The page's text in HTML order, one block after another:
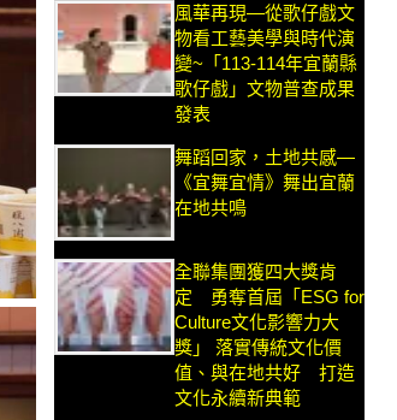
風華再現—從歌仔戲文
物看工藝美學與時代演
變~「113-114年宜蘭縣
歌仔戲」文物普查成果
發表
舞蹈回家，土地共感—
《宜舞宜情》舞出宜蘭
在地共鳴
全聯集團獲四大獎肯
定 勇奪首屆「ESG for
Culture文化影響力大
獎」 落實傳統文化價
值、與在地共好 打造
文化永續新典範